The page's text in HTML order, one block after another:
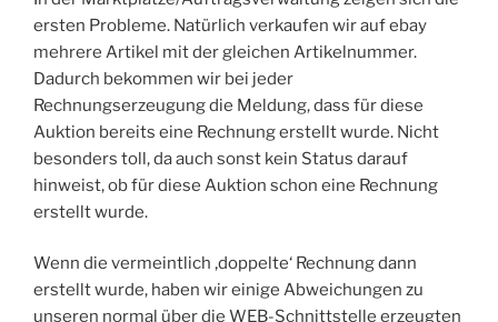
ersten Probleme. Natürlich verkaufen wir auf ebay
mehrere Artikel mit der gleichen Artikelnummer.
Dadurch bekommen wir bei jeder
Rechnungserzeugung die Meldung, dass für diese
Auktion bereits eine Rechnung erstellt wurde. Nicht
besonders toll, da auch sonst kein Status darauf
hinweist, ob für diese Auktion schon eine Rechnung
erstellt wurde.
Wenn die vermeintlich ‚doppelte‘ Rechnung dann
erstellt wurde, haben wir einige Abweichungen zu
unseren normal über die WEB-Schnittstelle erzeugten